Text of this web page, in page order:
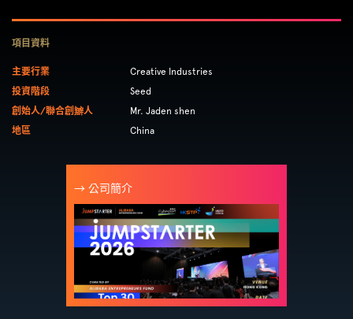
項目資料
主要行業
Creative Industries
投資階段
Seed
創始人/聯合創辧人
Mr. Jaden shen
地區
China
→ 公司簡介